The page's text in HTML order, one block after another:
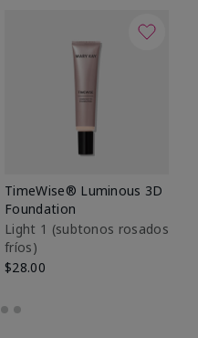
TimeWise® Luminous 3D
Foundation
Light 1​ (subtonos rosados
fríos)
$28.00